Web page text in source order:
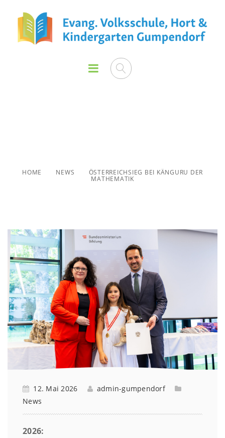
HOME NEWS ÖSTERREICHSIEG BEI KÄNGURU DER
MATHEMATIK
12. Mai 2026
admin-gumpendorf
News
2026: